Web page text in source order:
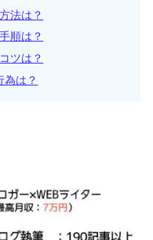
法は？
順は？
ツは？
為は？